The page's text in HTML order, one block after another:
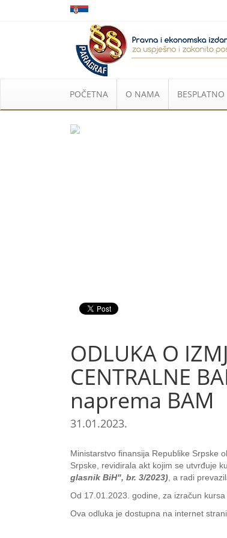
POČETNA O NAMA BESPLATNO
ODLUKA O
CENTRALNE
naprema BAM
31.01.2023.
Ministarstvo finansija Republike Srpske
Srpske, revidirala akt kojim se utvrđuje
glasnik BiH", br. 3/2023) , a radi
Od 17.01.2023. godine, za izračun
Ova odluka je dostupna na internet